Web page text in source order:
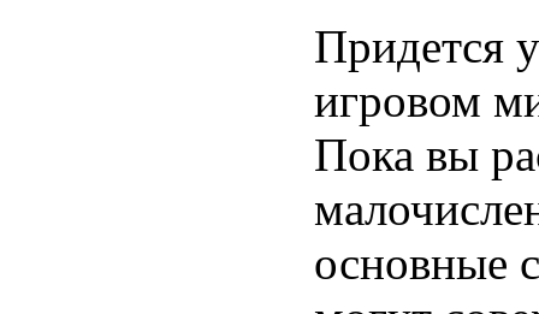
Придется
игровом
Пока вы
основные